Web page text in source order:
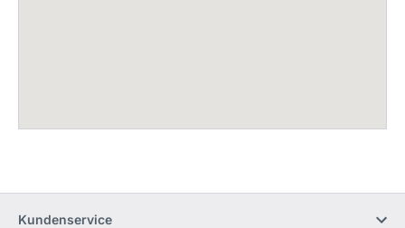
Kundenservice